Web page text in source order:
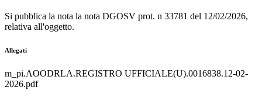
Si pubblica la nota la nota DGOSV prot. n 33781 del 12/02/2026,
relativa all'oggetto.
Allegati
m_pi.AOODRLA.REGISTRO UFFICIALE(U).0016838.12-02-
2026.pdf